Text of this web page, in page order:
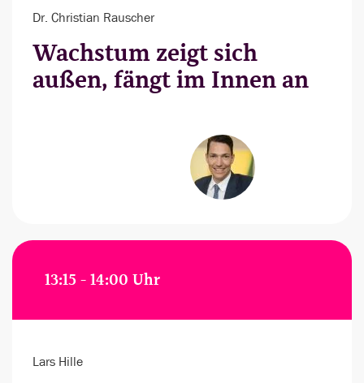
Dr. Christian Rauscher
Wachstum zeigt sich
außen, fängt im Innen an
13:15 - 14:00 Uhr
Lars Hille